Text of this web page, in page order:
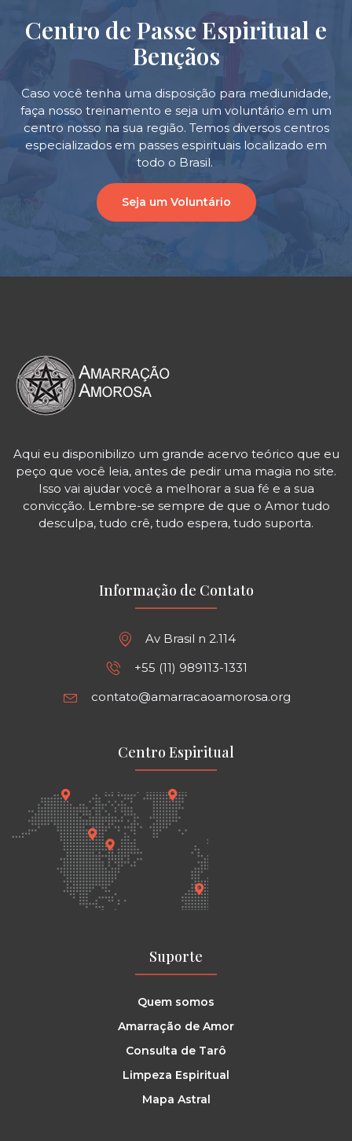
Centro de Passe Espiritual e
Bençãos
Caso você tenha uma disposição para mediunidade,
faça nosso treinamento e seja um voluntário em um
centro nosso na sua região. Temos diversos centros
especializados em passes espirituais localizado em
todo o Brasil.
Seja um Voluntário
Aqui eu disponibilizo um grande acervo teórico que eu
peço que você leia, antes de pedir uma magia no site.
Isso vai ajudar você a melhorar a sua fé e a sua
convicção. Lembre-se sempre de que o Amor tudo
desculpa, tudo crê, tudo espera, tudo suporta.
Informação de Contato
Av Brasil n 2.114
+55 (11) 989113-1331
contato@amarracaoamorosa.org
Centro Espiritual
Suporte
Quem somos
Amarração de Amor
Consulta de Tarô
Limpeza Espiritual
Mapa Astral